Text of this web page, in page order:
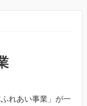
れあい事業」が一